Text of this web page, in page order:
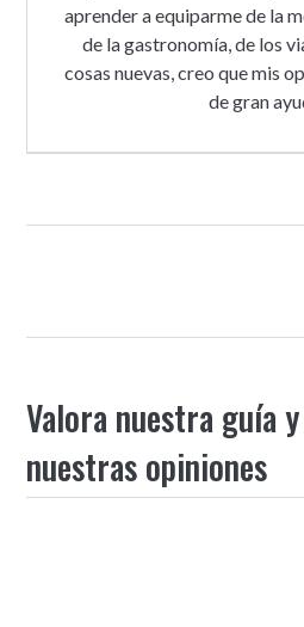
aprender a equiparme de la
de la gastronomía, de los
cosas nuevas, creo que mis
de gran
Valora nuestra guía
nuestras opiniones